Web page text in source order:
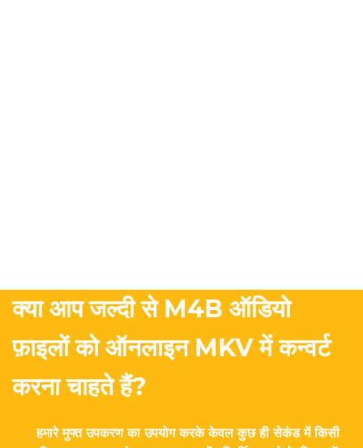
क्या आप जल्दी से M4B ऑडियो
फ़ाइलों को ऑनलाइन MKV में कन्वर्ट
करना चाहते हैं?
हमारे मुफ्त उपकरण का उपयोग करके केवल कुछ ही सेकंड में किसी